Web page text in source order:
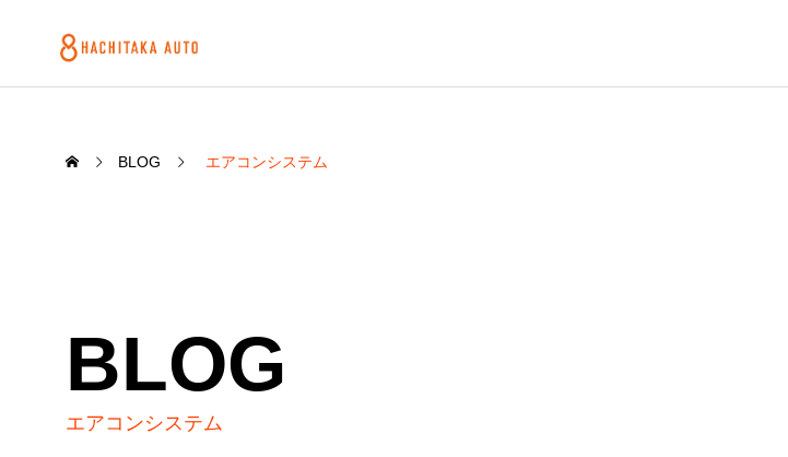
BLOG エアコンシステム
BLOG
エアコンシステム